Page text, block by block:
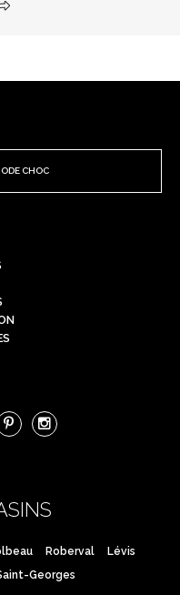
CHOC
Roberval
Lévis
Georges